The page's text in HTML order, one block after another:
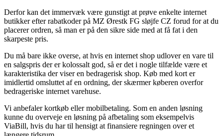
Derfor kan det immervæk være gunstigt at prøve enkelte internet
butikker efter rabatkoder på MZ Ørestk FG sløjfe CZ forud for at du
placerer ordren, så man er på den sikre side med at få fat i den
skarpeste pris.
Du må bare ikke overse, at hvis en internet shop udlover en vare til
en salgspris der er kolossalt god, så er det i nogle tilfælde være et
karakteristika der viser en bedragerisk shop. Køb med kort er
imidlertid omsluttet af en ordning, der skærmer køberen overfor
bedrageriske internet varehuse.
Vi anbefaler kortkøb eller mobilbetaling. Som en anden løsning
kunne du overveje en løsning på afbetaling som eksempelvis
ViaBill, hvis du har til hensigt at finansiere regningen over et